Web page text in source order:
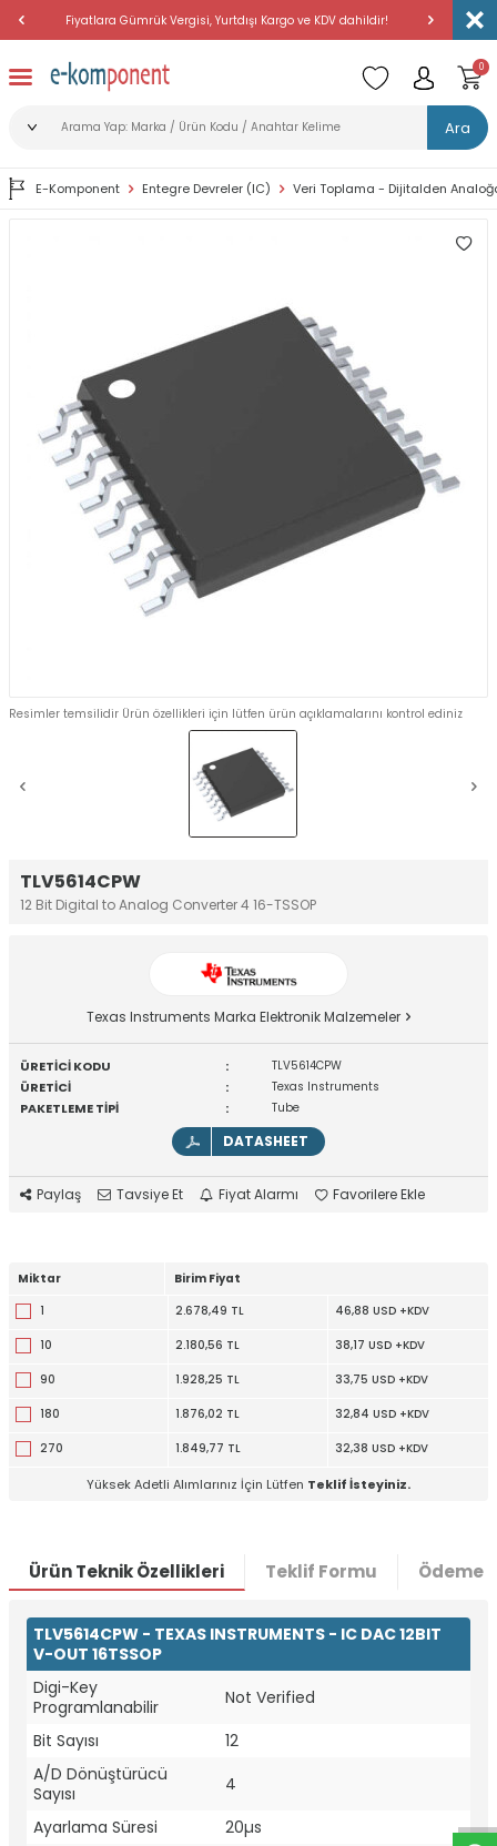
Fiyatlara Gümrük Vergisi, Yurtdışı Kargo ve KDV dahildir!
Ara
0
E-Komponent Entegre Devreler (IC) Veri Toplama - Dijitalden
TLV5614CPW
12 Bit Digital to Analog Converter 4 16-TSSOP
Resimler temsilidir Ürün özellikleri için lütfen ürün açıklamalarını kontrol ediniz
Texas Instruments Marka Elektronik Malzemeler
ÜRETİCİ KODU : TLV5614CPW
ÜRETİCİ : Texas Instruments
PAKETLEME TİPİ : Tube
DATASHEET
Paylaş Tavsiye Et Fiyat Alarmı Favorilere Ekle
Miktar
Birim Fiyat
1
2.678,49 TL 46,88 USD +KDV
10 2.180,56 TL 38,17 USD +KDV
90 1.928,25 TL 33,75 USD +KDV
180 1.876,02 TL 32,84 USD +KDV
270 1.849,77 TL 32,38 USD +KDV
Yüksek Adetli Alımlarınız İçin Lütfen Teklif İsteyiniz.
Ürün Teknik Özellikleri Teklif Formu Ödeme
TLV5614CPW - TEXAS INSTRUMENTS - IC DAC 12BIT
V-OUT 16TSSOP
Digi-Key
Programlanabilir
Not Verified
Bit Sayısı
12
A/D Dönüştürücü
Sayısı
4
Ayarlama Süresi
20µs